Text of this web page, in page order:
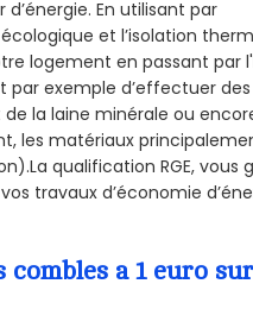
En utilisant par
et l’isolation
logement en passant par
par exemple d’effectuer
de la laine minérale ou
les matériaux
qualification RGE, vous
travaux d’économie
a 1 euro